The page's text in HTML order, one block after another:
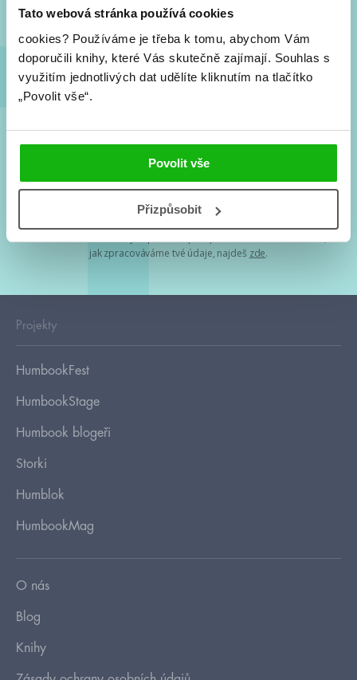
Tato webová stránka používá cookies
cookies? Používáme je třeba k tomu, abychom Vám
doporučili knihy, které Vás skutečně zajímají. Souhlas s
využitím jednotlivých dat udělíte kliknutím na tlačítko
„Povolit vše“.
Povolit vše
Přizpůsobit
Souhlasím spodmínkami zpracování osobních údajů
Tvá e-mailová adresa je u nás v bezpečí. Přečti si
jak zpracováváme tvé údaje, najdeš zde.
Projekty
HumbookFest
HumbookStage
Humbook blogeři
Storki
Humblok
HumbookMag
O nás
Blog
Knihy